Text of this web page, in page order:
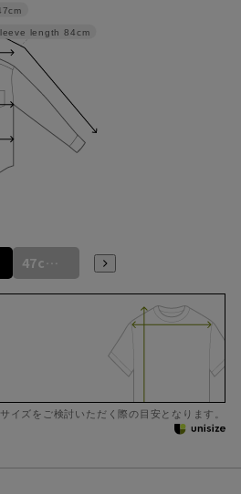
length 84cm
47cm/88cm
イズをご検討いただく際の目安となります。